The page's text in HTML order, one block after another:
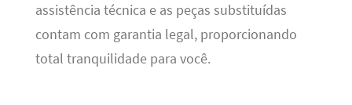
assistência técnica e as peças substituídas
contam com garantia legal, proporcionando
total tranquilidade para você.